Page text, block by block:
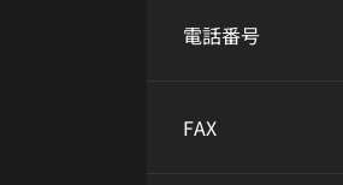
電話番号
FAX